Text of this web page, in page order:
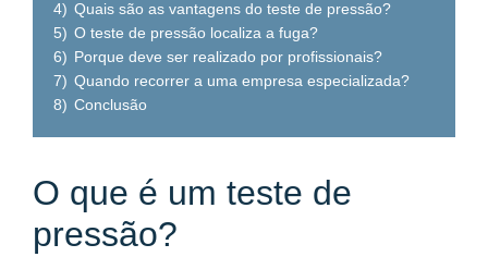
4) Quais são as vantagens do teste de pressão?
5) O teste de pressão localiza a fuga?
6) Porque deve ser realizado por profissionais?
7) Quando recorrer a uma empresa especializada?
8) Conclusão
O que é um teste de
pressão?